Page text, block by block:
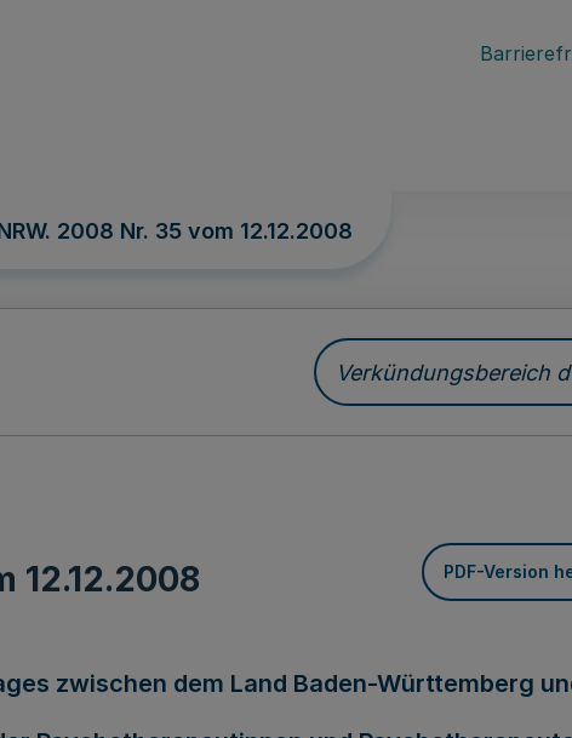
2008 Nr. 35 vom 12.12.2008
Verkündungsbereich
12.12.2008 PDF-Version
zwischen dem Land Baden-Württemberg